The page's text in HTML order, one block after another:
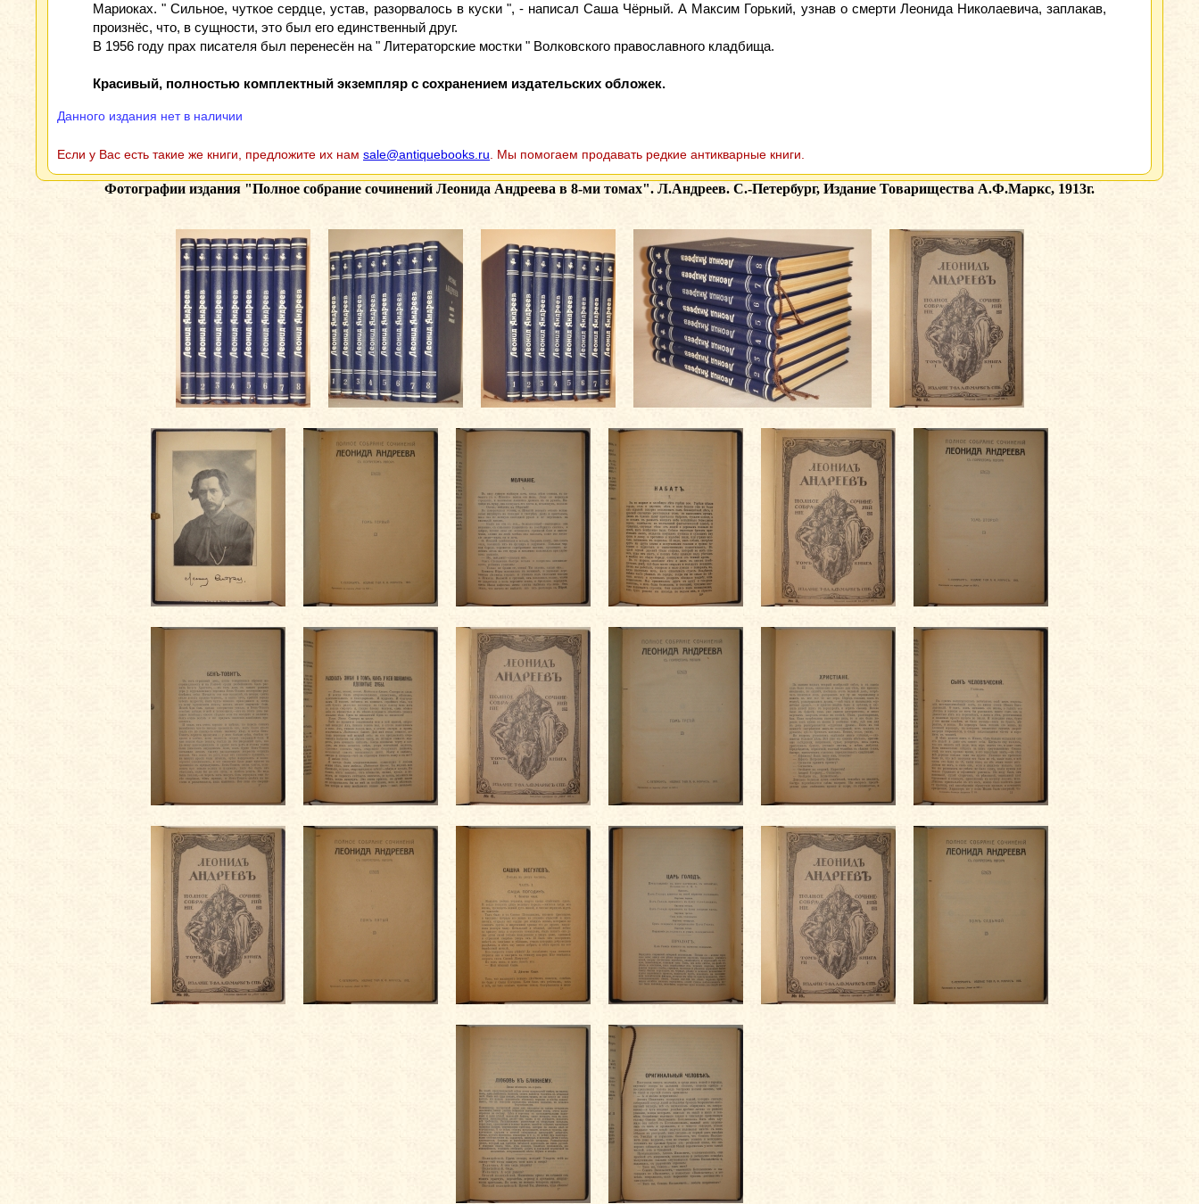
Мариоках. " Сильное, чуткое сердце, устав, разорвалось в куски ", - написал Саша Чёрный. А Максим Горький, узнав о смерти Леонида Николаевича, заплакав,
произнёс, что, в сущности, это был его единственный друг.
В 1956 году прах писателя был перенесён на " Литераторские мостки " Волковского православного кладбища.
Красивый, полностью комплектный экземпляр с сохранением издательских обложек.
Данного издания нет в наличии
Если у Вас есть такие же книги, предложите их нам sale@antiquebooks.ru . Мы помогаем продавать редкие антикварные книги.
Фотографии издания "Полное собрание сочинений Леонида Андреева в 8-ми томах". Л.Андреев. С.-Петербург, Издание Товарищества А.Ф.Маркс, 1913г.